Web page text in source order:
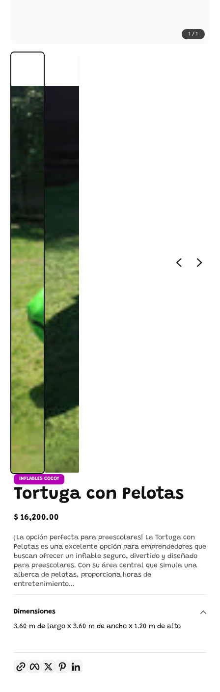
1/ 1
INFLABLES COCOY
Tortuga con Pelotas
Precio
$ 16,200.00
¡La opción perfecta para preescolares! La Tortuga con
Pelotas es una excelente opción para emprendedores que
buscan ofrecer un inflable seguro, divertido y diseñado
para preescolares. Con su área central que simula una
alberca de pelotas, proporciona horas de
entretenimiento...
Dimensiones
3.60 m de largo x 3.60 m de ancho x 1.20 m de alto
Facebook
Twitter